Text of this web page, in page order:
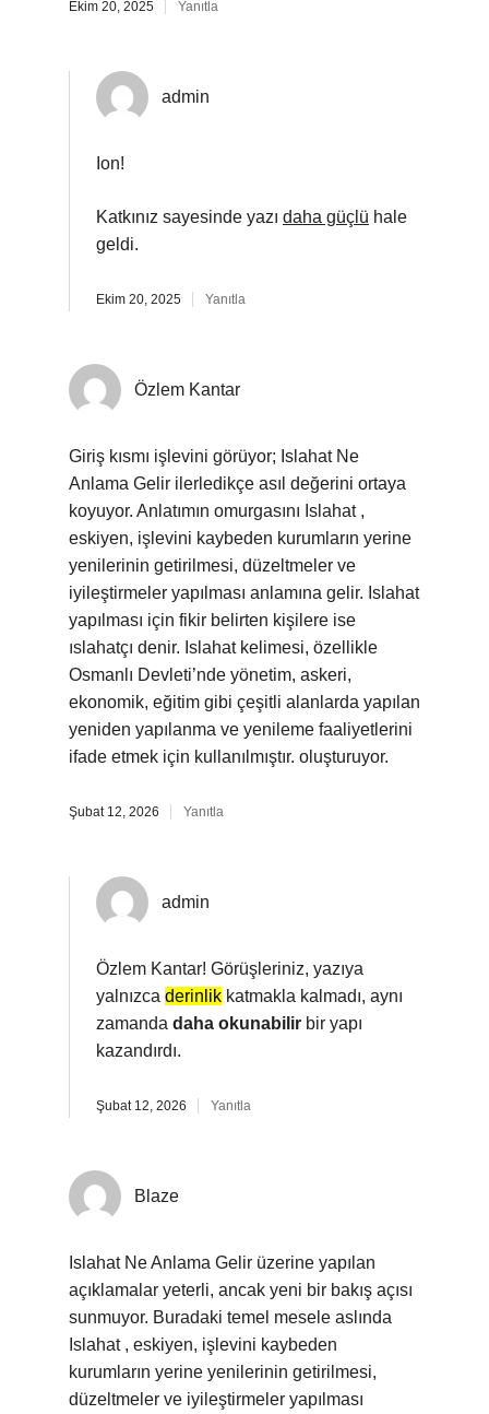
Ekim 20, 2025 Yanıtla
admin
Ion!
Katkınız sayesinde yazı daha güçlü hale
geldi.
Ekim 20, 2025 Yanıtla
Özlem Kantar
Giriş kısmı işlevini görüyor; Islahat Ne
Anlama Gelir ilerledikçe asıl değerini ortaya
koyuyor. Anlatımın omurgasını Islahat ,
eskiyen, işlevini kaybeden kurumların yerine
yenilerinin getirilmesi, düzeltmeler ve
iyileştirmeler yapılması anlamına gelir. Islahat
yapılması için fikir belirten kişilere ise
ıslahatçı denir. Islahat kelimesi, özellikle
Osmanlı Devleti’nde yönetim, askeri,
ekonomik, eğitim gibi çeşitli alanlarda yapılan
yeniden yapılanma ve yenileme faaliyetlerini
ifade etmek için kullanılmıştır. oluşturuyor.
Şubat 12, 2026 Yanıtla
admin
Özlem Kantar! Görüşleriniz, yazıya
yalnızca derinlik katmakla kalmadı, aynı
zamanda daha okunabilir bir yapı
kazandırdı.
Şubat 12, 2026 Yanıtla
Blaze
Islahat Ne Anlama Gelir üzerine yapılan
açıklamalar yeterli, ancak yeni bir bakış açısı
sunmuyor. Buradaki temel mesele aslında
Islahat , eskiyen, işlevini kaybeden
kurumların yerine yenilerinin getirilmesi,
düzeltmeler ve iyileştirmeler yapılması